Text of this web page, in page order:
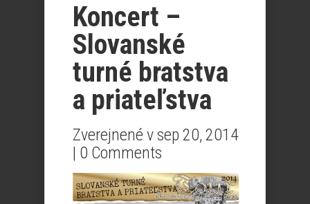
Koncert –
Slovanské
turné bratstva
a priateľstva
Zverejnené v sep 20, 2014
| 0 Comments